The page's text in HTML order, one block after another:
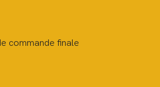
commande finale